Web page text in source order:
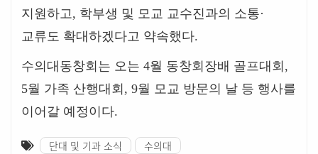
지원하고 , 학부생 및 모교 교수진과의 소통·
교류도 확대하겠다고 약속했다.
수의대동창회는 오는 4월 동창회장배 골프대회 ,
5월 가족 산행대회 , 9월 모교 방문의 날 등 행사를
이어갈 예정이다.
단대 및 기과 소식 수의대